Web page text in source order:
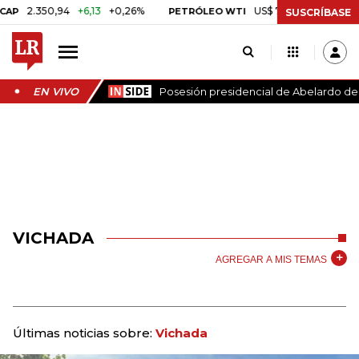
+6,13 +0,26% PETRÓLEO WTI US$ 78,01 US$ 2,92
SUSCRÍBASE
EN VIVO Posesión presidencial de Abelardo de
VICHADA
AGREGAR A MIS TEMAS
Últimas noticias sobre: Vichada